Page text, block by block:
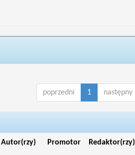
poprzedni 1 następny
Autor(rzy) Promotor Redaktor(rzy)